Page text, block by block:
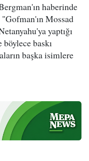
haberinde
Mossad
yaptığı
baskı
başka isimlere